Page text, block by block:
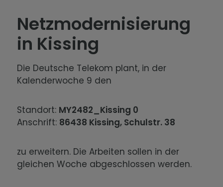
Netzmodernisierung
in Kissing
Die Deutsche Telekom plant, in der
Kalenderwoche 9 den
Standort: MY2482_Kissing 0
Anschrift: 86438 Kissing, Schulstr. 38
zu erweitern. Die Arbeiten sollen in der
gleichen Woche abgeschlossen werden.